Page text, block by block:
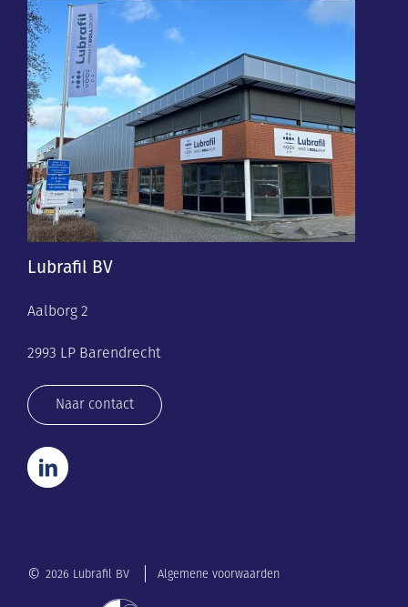
Lubrafil BV
Aalborg 2
2993 LP Barendrecht
Naar contact
© 2026 Lubrafil BV Algemene voorwaarden